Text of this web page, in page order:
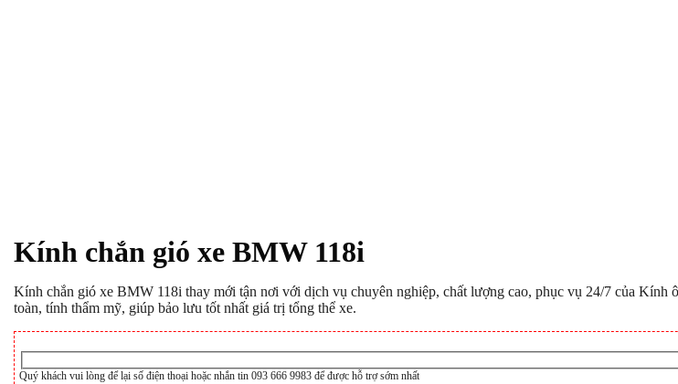
Kính chắn gió xe BMW 118i
Kính chắn gió xe BMW 118i thay mới tận nơi với dịch vụ chuyên nghiệp, chất lượng cao, phục vụ 24/7 của Kính
toàn, tính thẩm mỹ, giúp bảo lưu tốt nhất giá trị tổng thể xe.
Quý khách vui lòng để lại số điện thoại hoặc nhắn tin 093 666 9983 để được hỗ trợ sớm nhất